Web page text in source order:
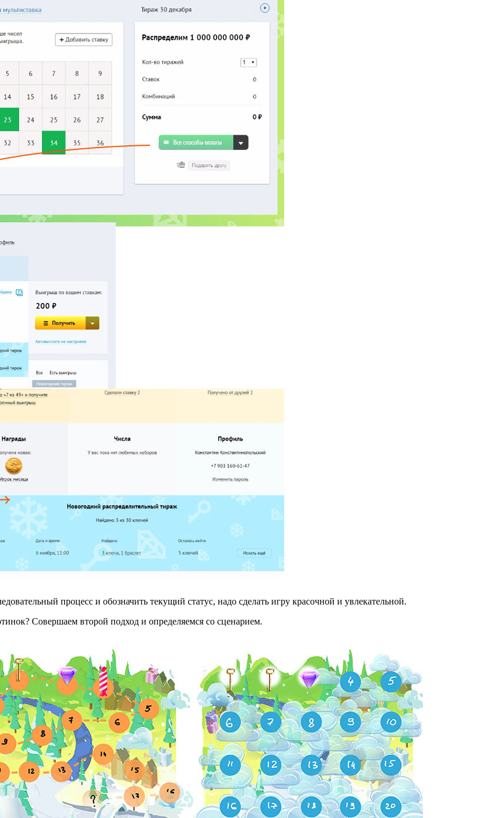
процесс и обозначить текущий статус, надо сделать игру красочной и увлекательной.
Совершаем второй подход и определяемся со сценарием.